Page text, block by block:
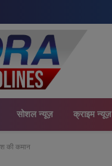
सोशल न्यूज़ क्राइम न्यूज़
की कमान